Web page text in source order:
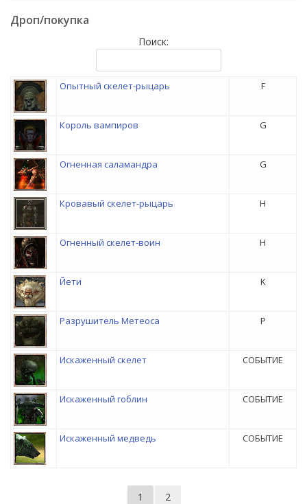
Дроп/покупка
Поиск:
Опытный скелет-рыцарь F
Король вампиров G
Огненная саламандра G
Кровавый скелет-рыцарь H
Огненный скелет-воин H
Йети K
Разрушитель Метеоса P
Искаженный скелет СОБЫТИЕ
Искаженный гоблин СОБЫТИЕ
Искаженный медведь СОБЫТИЕ
1 2